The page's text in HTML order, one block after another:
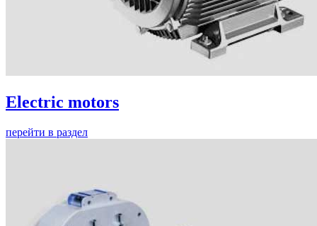
Electric motors
перейти в раздел